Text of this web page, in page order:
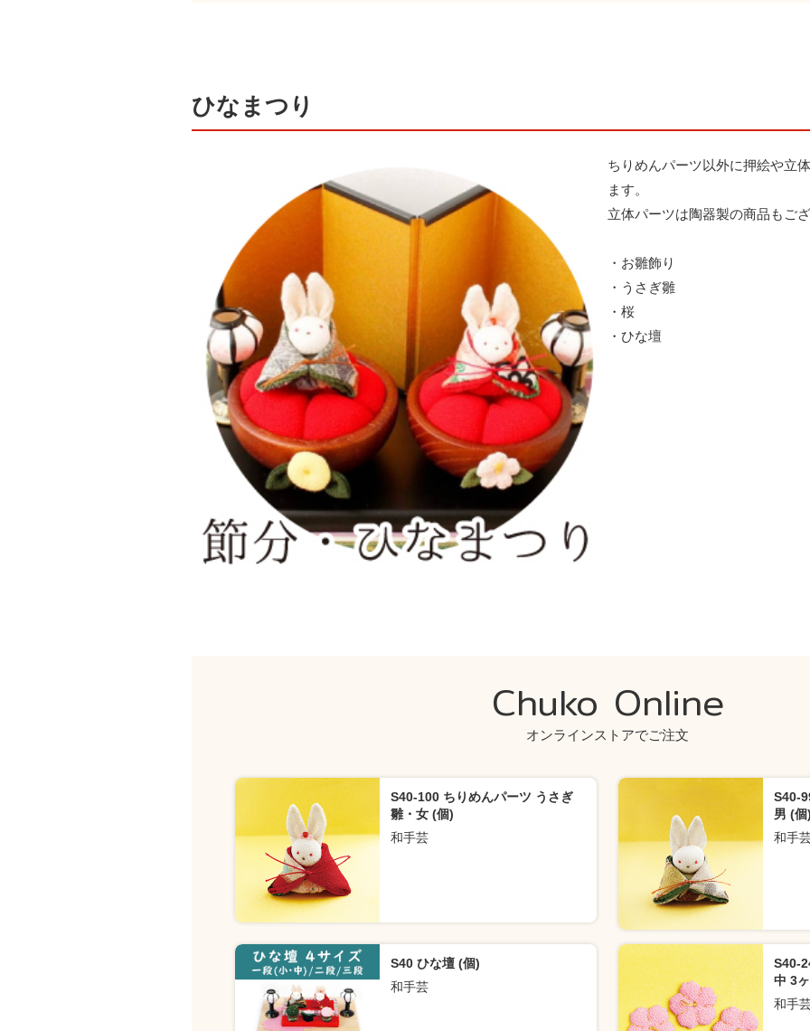
ひなまつり
ちりめんパーツ以外に押絵や立
ます。
立体パーツは陶器製の商品もござ
・お雛飾り
・うさぎ雛
・桜
・ひな壇
Chuko Online
オンラインストアでご注文
S40-100 ちりめんパーツ うさぎ
雛・女 (個)
和手芸
S40-
男 (個)
和手
S40 ひな壇 (個)
和手芸
S40-
中 3
和手